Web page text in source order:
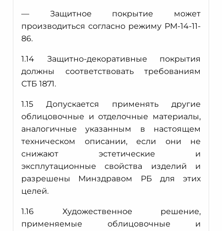
— Защитное покрытие может
производиться согласно режиму РМ-14-11-
86.
1.14 Защитно-декоративные покрытия
должны соответствовать требованиям
СТБ 1871.
1.15 Допускается применять другие
облицовочные и отделочные материалы,
аналогичные указанным в настоящем
техническом описании, если они не
снижают эстетические и
эксплутационные свойства изделий и
разрешены Минздравом РБ для этих
целей.
1.16 Художественное решение,
применяемые облицовочные и